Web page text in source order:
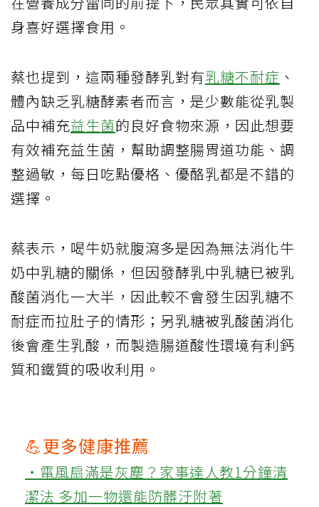
身喜好選擇食用。
蔡也提到，這兩種發酵乳對有乳糖不耐症 、
體內缺乏乳糖酵素者而言，是少數能從乳製
品中補充益生菌的良好食物來源，因此想要
有效補充益生菌，幫助調整腸胃道功能、調
整過敏，每日吃點優格、優酪乳都是不錯的
選擇。
蔡表示，喝牛奶就腹瀉多是因為無法消化牛
奶中乳糖的關係，但因發酵乳中乳糖已被乳
酸菌消化一大半，因此較不會發生因乳糖不
耐症而拉肚子的情形；另乳糖被乳酸菌消化
後會產生乳酸，而製造腸道酸性環境有利鈣
質和鐵質的吸收利用。
💪更多健康推薦
‧電風扇滿是灰塵？家事達人教1分鐘清
潔法 多加一物還能防髒汙附著